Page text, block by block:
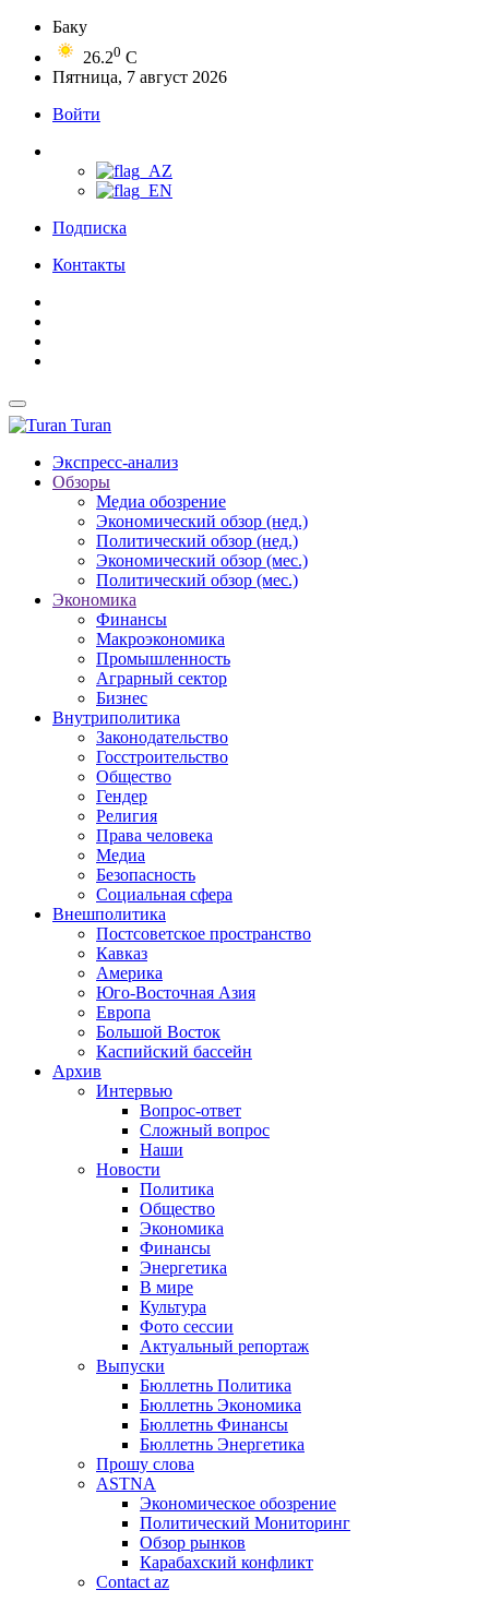
Баку
26.20 C
Пятница, 7 август 2026
Войти
Подписка
Контакты
Turan
Экспресс-анализ
Обзоры
Медиа обозрение
Экономический обзор (нед.)
Политический обзор (нед.)
Экономический обзор (мес.)
Политический обзор (мес.)
Экономика
Финансы
Макроэкономика
Промышленность
Аграрный сектор
Бизнес
Внутриполитика
Законодательство
Госстроительство
Общество
Гендер
Религия
Права человека
Медиа
Безопасность
Социальная сфера
Внешполитика
Постсоветское пространство
Кавказ
Америка
Юго-Восточная Азия
Европа
Большой Восток
Каспийский бассейн
Архив
Интервью
Вопрос-ответ
Сложный вопрос
Наши
Новости
Политика
Общество
Экономика
Финансы
Энергетика
В мире
Культура
Фото сессии
Актуальный репортаж
Выпуски
Бюллетнь Политика
Бюллетнь Экономика
Бюллетнь Финансы
Бюллетнь Энергетика
Прошу слова
ASTNA
Экономическое обозрение
Политический Мониторинг
Обзор рынков
Карабахский конфликт
Contact az